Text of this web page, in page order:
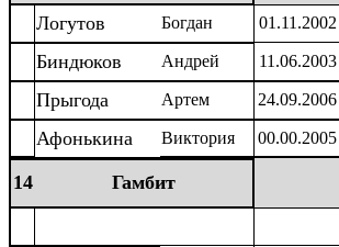
Логутов
Богдан 01.11.2002
Биндюков Андрей 11.06.2003
Прыгода Артем 24.09.2006
Афонькина Виктория 00.00.2005
14 Гамбит